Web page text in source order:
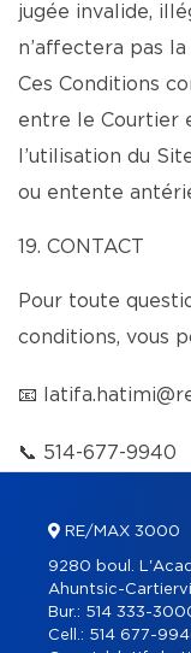
jugée invalide,
n’affectera pas
Ces Conditions
entre le Courtier
l’utilisation du
ou entente
19. CONTACT
Pour toute
conditions, vous
📧
📞 514-677-9940
RE/MAX 3000
9280 boul.
Ahuntsic-
Bur.: 514 333-
Cell.: 514 677-